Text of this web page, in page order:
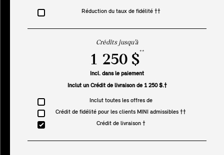
Réduction du taux de fidélité ††
Crédits jusqu’à
1 250 $**
Incl. dans le paiement
Inclut un Crédit de livraison de 1 250 $.†
Inclut toutes les offres de
Crédit de fidélité pour les clients MINI admissibles ††
Crédit de livraison †